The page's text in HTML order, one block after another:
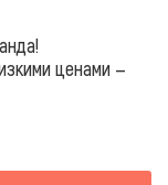
ценами —